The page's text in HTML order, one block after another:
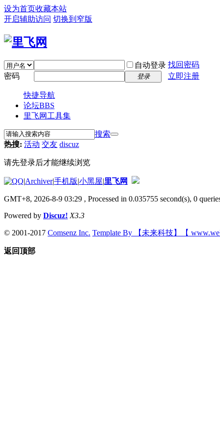
设为首页收藏本站
开启辅助访问 切换到窄版
自动登录 找回密码
密码
登录 立即注册
快捷导航
论坛BBS
里飞网工具集
搜索
热搜: 活动 交友 discuz
请先登录后才能继续浏览
|Archiver|手机版|小黑屋|里飞网
GMT+8, 2026-8-9 03:29 , Processed in 0.035755 second(s), 0
Powered by Discuz! X3.3
© 2001-2017 Comsenz Inc. Template By 【未来科技】【
返回顶部